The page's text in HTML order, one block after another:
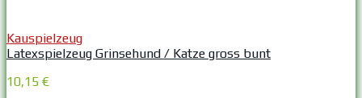
Kauspielzeug
Latexspielzeug Grinsehund / Katze gross bunt
10,15 €